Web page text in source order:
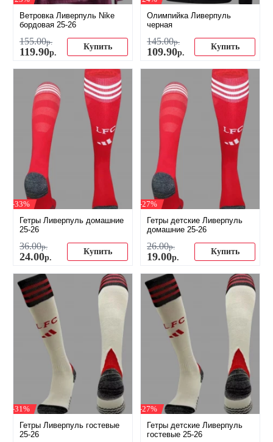
Ветровка Ливерпуль Nike
бордовая 25-26
155.00р.
119.90р.
Купить
Олимпийка Ливерпуль
черная
145.00р.
109.90р.
Купить
-33%
Гетры Ливерпуль домашние
25-26
36.00р.
24.00р.
Купить
-27%
Гетры детские Ливерпуль
домашние 25-26
26.00р.
19.00р.
Купить
-31%
Гетры Ливерпуль гостевые
25-26
-27%
Гетры детские Ливерпуль
гостевые 25-26